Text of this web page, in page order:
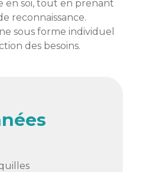
en soi, tout en prenant
reconnaissance.
sous forme individuel
des besoins.